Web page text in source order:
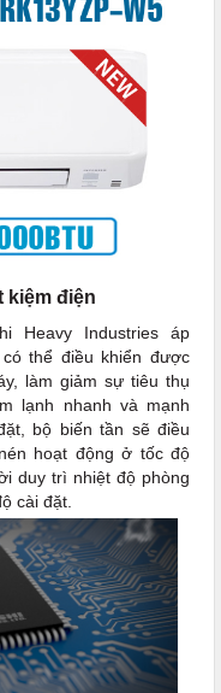
kiệm điện
Heavy Industries áp
thể điều khiển được
làm giảm sự tiêu thụ
lạnh nhanh và mạnh
bộ biến tần sẽ điều
hoạt động ở tốc độ
duy trì nhiệt độ phòng
cài đặt.